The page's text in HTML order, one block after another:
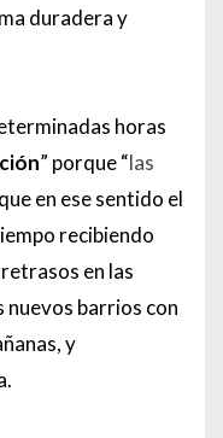
duradera y
horas
” porque “las
en ese sentido el
recibiendo
en las
nuevos barrios con
y